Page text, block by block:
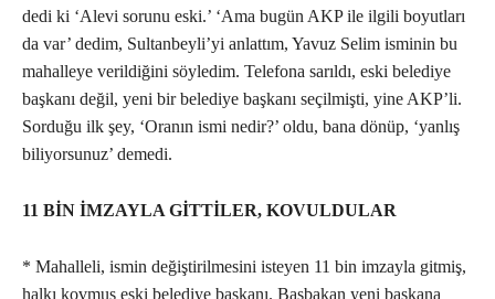
dedi ki ‘Alevi sorunu eski.’ ‘Ama bugün AKP ile ilgili boyutları
da var’ dedim, Sultanbeyli’yi anlattım, Yavuz Selim isminin bu
mahalleye verildiğini söyledim. Telefona sarıldı, eski belediye
başkanı değil, yeni bir belediye başkanı seçilmişti, yine AKP’li.
Sorduğu ilk şey, ‘Oranın ismi nedir?’ oldu, bana dönüp, ‘yanlış
biliyorsunuz’ demedi.
11 BİN İMZAYLA GİTTİLER, KOVULDULAR
* Mahalleli, ismin değiştirilmesini isteyen 11 bin imzayla gitmiş,
halkı kovmuş eski belediye başkanı. Başbakan yeni başkana